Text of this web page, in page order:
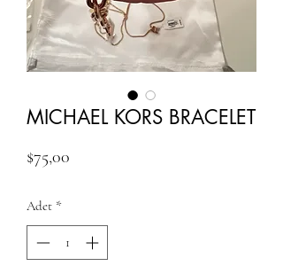
MICHAEL KORS BRACELET
$75,00
Adet *